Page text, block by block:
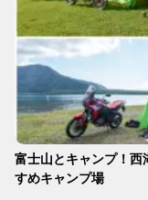
富士山とキャンプ！西
すめキャンプ場